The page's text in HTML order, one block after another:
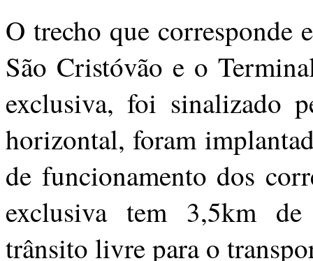
O trecho que corresponde
São Cristóvão e o
exclusiva, foi sinalizado
horizontal, foram
de funcionamento dos
exclusiva tem 3,5km
trânsito livre para o